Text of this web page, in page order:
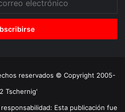
reservados © Copyright 2005-
Tschernig'
Esta publicación fue